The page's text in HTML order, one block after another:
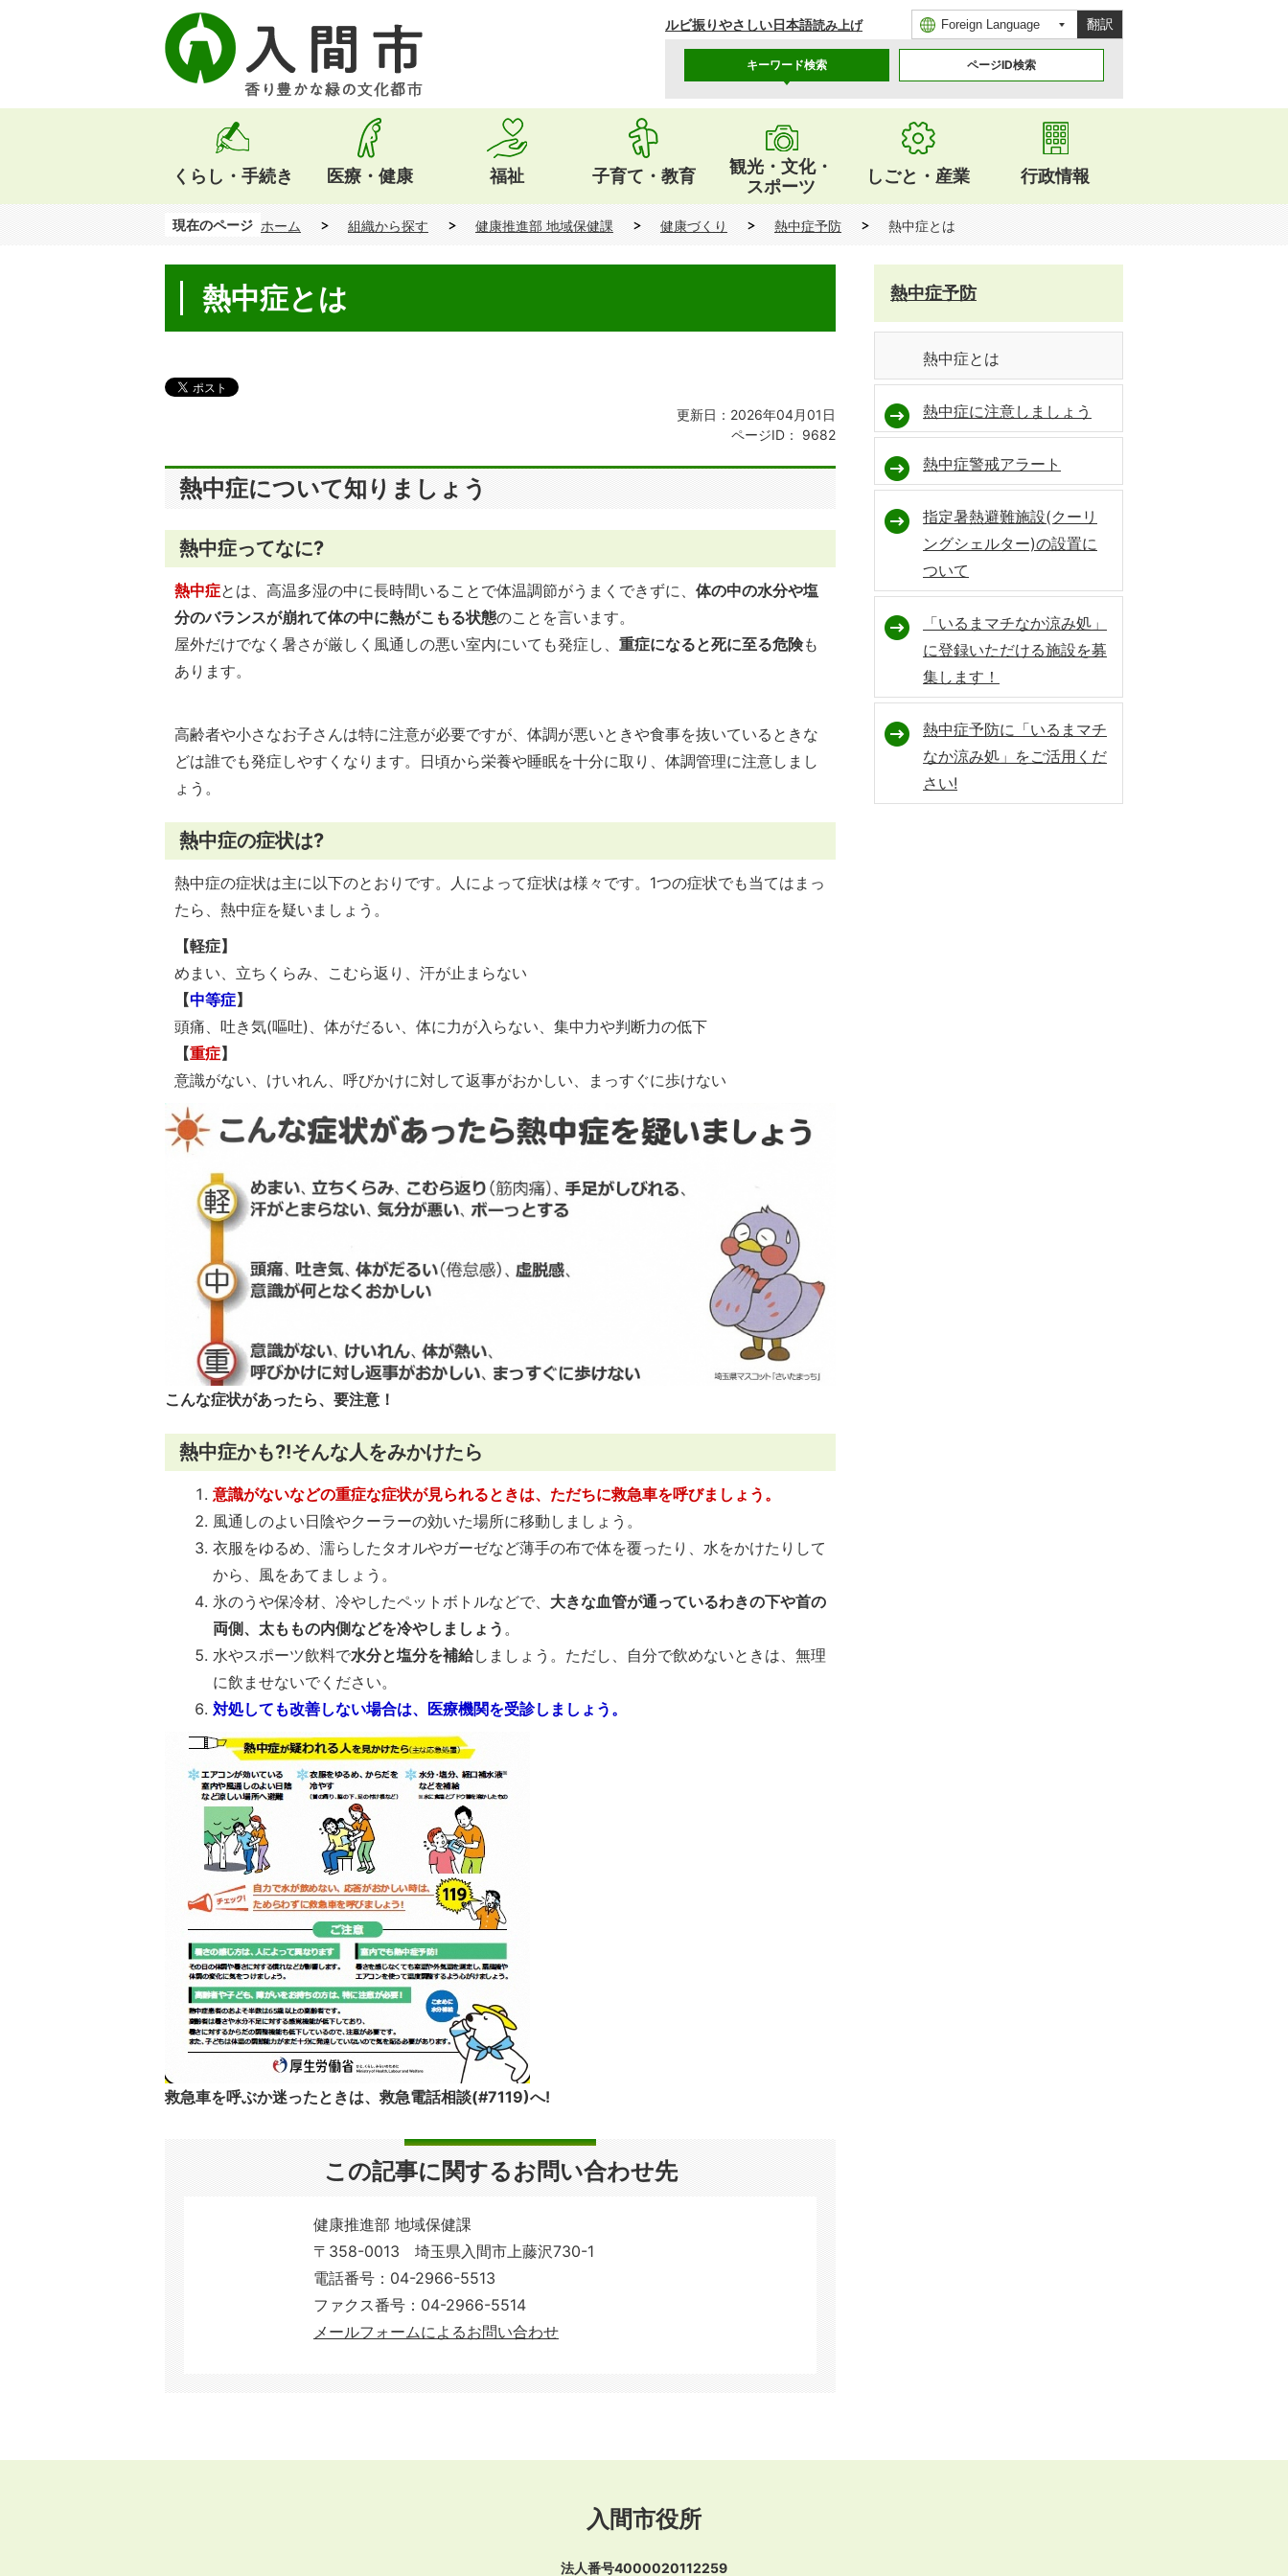
ルビ振りやさしい日本語読み上げ 翻訳
キーワード検索 ページID検索
くらし・手続き 医療・健康 福祉 子育て・教育
観光・文化・
スポーツ
しごと・産業 行政情報
現在のページ ホーム 組織から探す 健康推進部 地域保健課 健康づくり 熱中症予防 熱中症とは
熱中症とは
更新日：2026年04月01日
ページID：
9682
熱中症について知りましょう
熱中症ってなに?
熱中症とは、高温多湿の中に長時間いることで体温調節がうまくできずに、 体の中の水分や塩
分のバランスが崩れて体の中に熱がこもる状態のことを言います。
屋外だけでなく暑さが厳しく風通しの悪い室内にいても発症し、 重症になると死に至る危険も
あります。
高齢者や小さなお子さんは特に注意が必要ですが、体調が悪いときや食事を抜いているときな
どは誰でも発症しやすくなります。日頃から栄養や睡眠を十分に取り、体調管理に注意しまし
ょう。
熱中症の症状は?
熱中症の症状は主に以下のとおりです。人によって症状は様々です。1つの症状でも当てはまっ
たら、熱中症を疑いましょう。
【軽症】
めまい、立ちくらみ、こむら返り、汗が止まらない
【中等症】
頭痛、吐き気(嘔吐)、体がだるい、体に力が入らない、集中力や判断力の低下
【重症】
意識がない、けいれん、呼びかけに対して返事がおかしい、まっすぐに歩けない
こんな症状があったら、要注意！
熱中症かも?!そんな人をみかけたら
意識がないなどの重症な症状が見られるときは、ただちに救急車を呼びましょう。
風通しのよい日陰やクーラーの効いた場所に移動しましょう。
衣服をゆるめ、濡らしたタオルやガーゼなど薄手の布で体を覆ったり、水をかけたりして
から、風をあてましょう。
氷のうや保冷材、冷やしたペットボトルなどで、 大きな血管が通っているわきの下や首の
両側、太ももの内側などを冷やしましょう 。
水やスポーツ飲料で水分と塩分を補給しましょう。ただし、自分で飲めないときは、無理
に飲ませないでください。
対処しても改善しない場合は、医療機関を受診しましょう。
救急車を呼ぶか迷ったときは、救急電話相談(#7119)へ!
この記事に関するお問い合わせ先
健康推進部 地域保健課
〒358-0013 埼玉県入間市上藤沢730-1
電話番号：04-2966-5513
ファクス番号：04-2966-5514​​​​​​​
メールフォームによるお問い合わせ
熱中症予防
熱中症とは
熱中症に注意しましょう
熱中症警戒アラート
指定暑熱避難施設(クーリ
ングシェルター)の設置に
ついて
「いるまマチなか涼み処」
に登録いただける施設を募
集します！
熱中症予防に「いるまマチ
なか涼み処」をご活用くだ
さい!
入間市役所
法人番号4000020112259